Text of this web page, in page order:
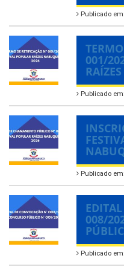
Publicado
001/
Publicado
Publicado
008/
Publicado